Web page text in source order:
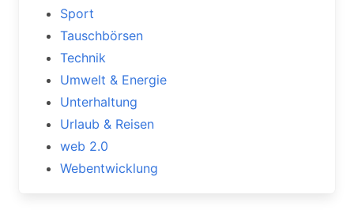
Sport
Tauschbörsen
Technik
Umwelt & Energie
Unterhaltung
Urlaub & Reisen
web 2.0
Webentwicklung